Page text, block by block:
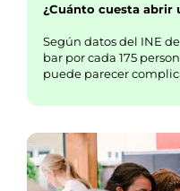
¿Cuánto cuesta abrir
Según datos del INE
bar por cada 175
puede parecer